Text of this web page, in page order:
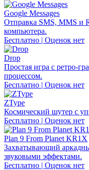
Google Messages
Отправка SMS, MMS и
компьютера.
Бесплатно | Оценок нет
Drop
Простая игра с ретро-
процессом.
Бесплатно | Оценок нет
ZType
Космический шутер с
Бесплатно | Оценок нет
Plan 9 From Planet KR1X
Захватывающий
звуковыми эффектами.
Бесплатно | Оценок нет